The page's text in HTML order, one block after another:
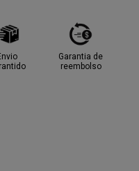
Garantia de
reembolso